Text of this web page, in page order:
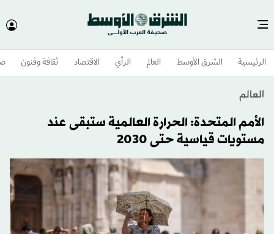
الرئيسية الشرق الأوسط​ العالم الرأي الاقتصاد ثقافة وفنون
العالم
الأمم المتحدة: الحرارة العالمية ستبقى عند
مستويات قياسية حتى 2030